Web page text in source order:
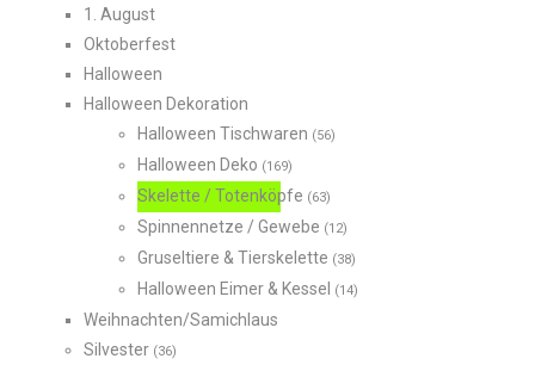
1. August
Oktoberfest
Halloween
Halloween Dekoration
Halloween Tischwaren (56)
Halloween Deko (169)
Skelette / Totenköpfe (63)
Spinnennetze / Gewebe (12)
Gruseltiere & Tierskelette (38)
Halloween Eimer & Kessel (14)
Weihnachten/Samichlaus
Silvester (36)